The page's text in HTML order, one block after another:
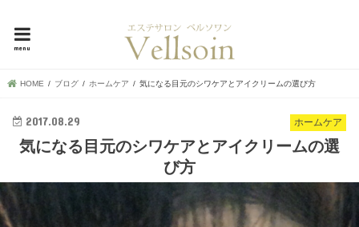
menu
HOME ブログ ホームケア 気になる目元のシワケアとアイクリームの選び方
ホームケア
2017.08.29
気になる目元のシワケアとアイクリームの選
び方